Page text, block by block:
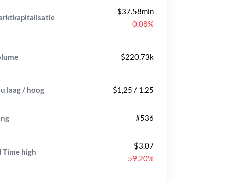
$37.58mln
0,08%
$220.73k
laag / hoog $1,25 / 1,25
#536
Time high
$3,07
59,20%